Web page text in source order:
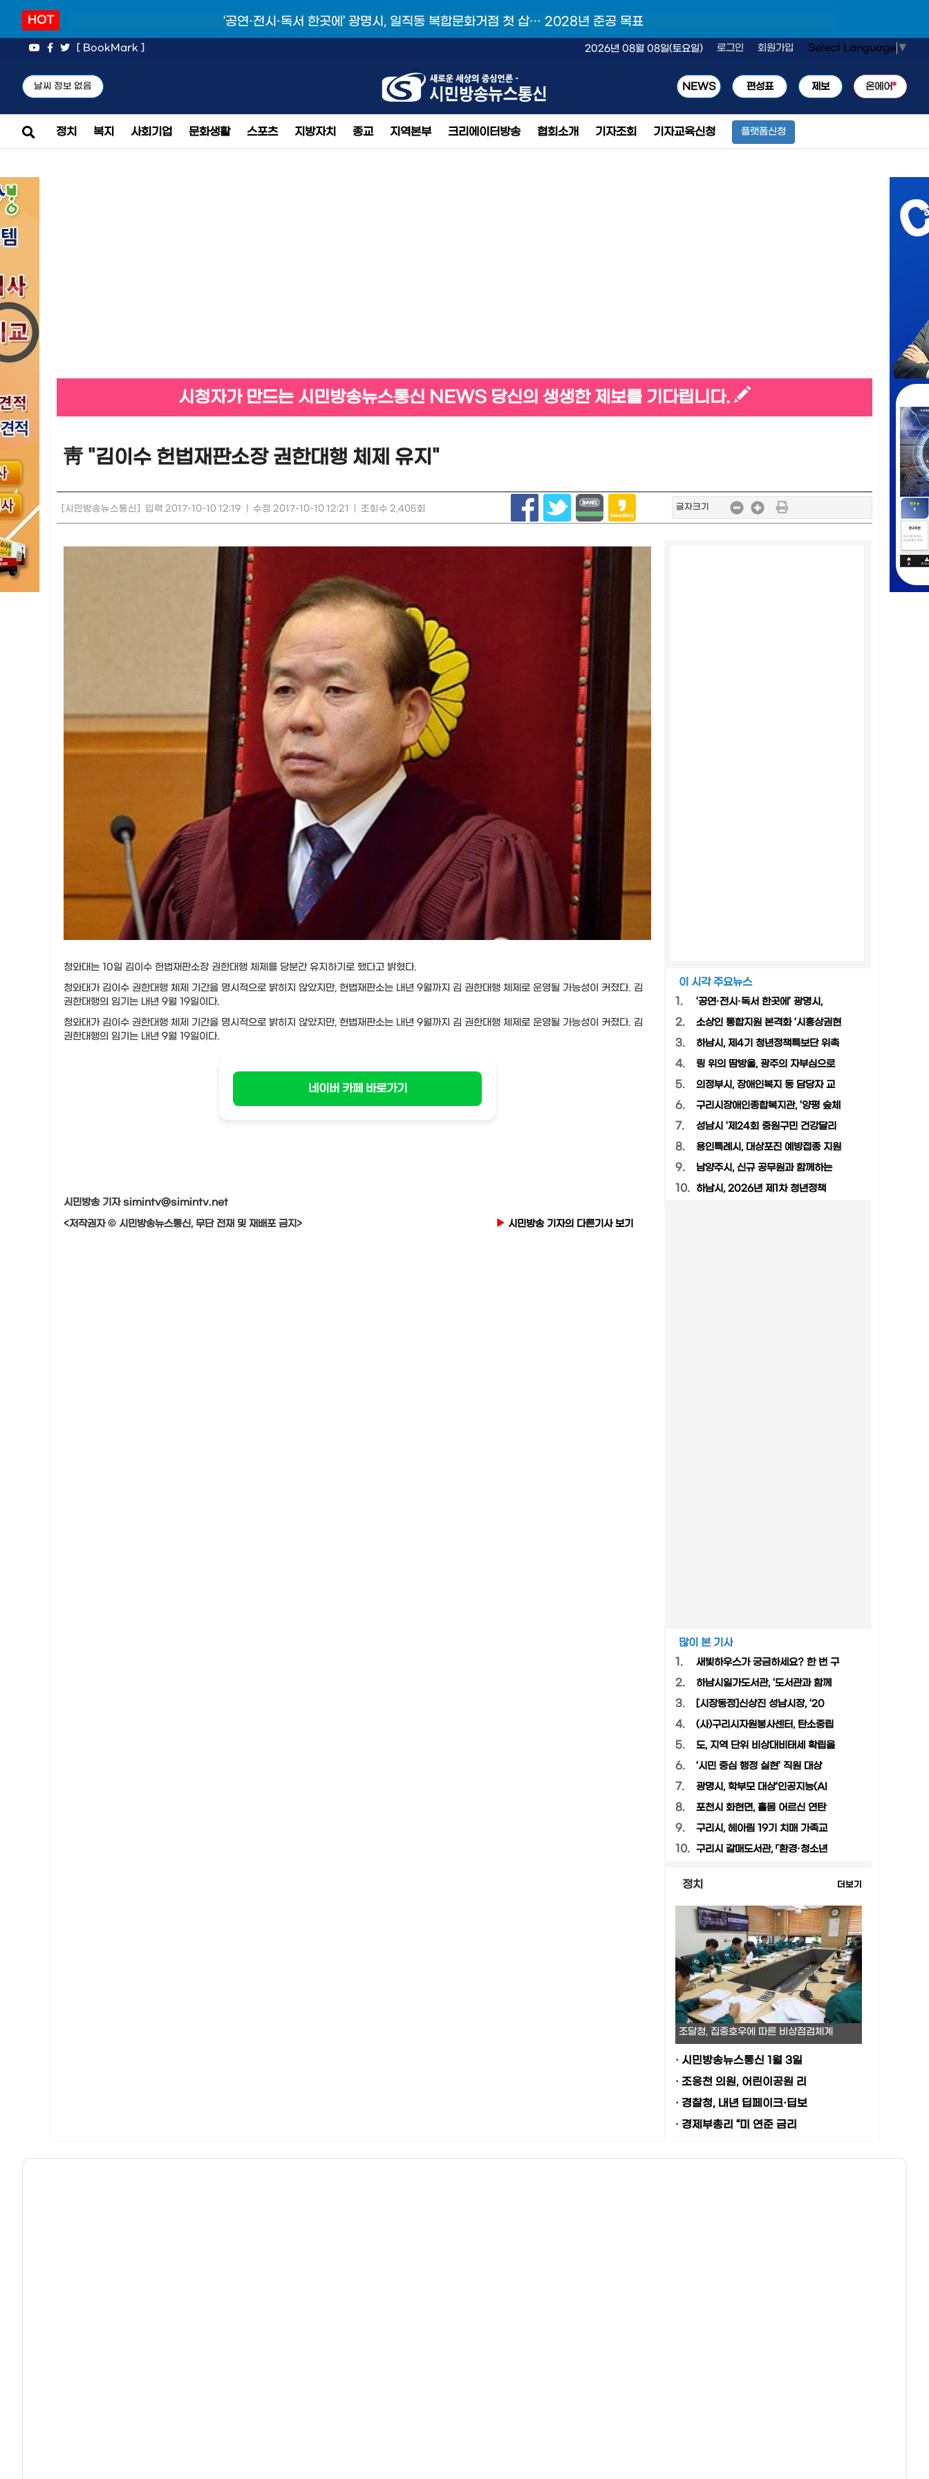
HOT ‘공연·전시·독서 한곳에’ 광명시, 일직동 복합문화거점 첫 삽… 2028년 준공 목표
[ BookMark ] 2026년 08월 08일(토요일) 로그인 회원가입 Select Language ▼
날씨 정보 없음 NEWS 편성표 제보 온에어
정치 복지 사회기업 문화생활 스포츠 지방자치 종교 지역본부 크리에이터방송 협회소개 기자조회 기자교육신청 플랫폼신청
시청자가 만드는 시민방송뉴스통신 NEWS 당신의 생생한 제보를 기다립니다.
靑 "김이수 헌법재판소장 권한대행 체제 유지"
[시민방송뉴스통신] 입력 2017-10-10 12:19 수정 2017-10-10 12:21 조회수 2,405회 글자크기
청와대는 10일 김이수 헌법재판소장 권한대행 체제를 당분간 유지하기로 했다고 밝혔다.
청와대가 김이수 권한대행 체제 기간을 명시적으로 밝히지 않았지만, 헌법재판소는 내년 9월까지 김 권한대행 체제로 운영될 가능성이 커졌다. 김
권한대행의 임기는 내년 9월 19일이다.
청와대가 김이수 권한대행 체제 기간을 명시적으로 밝히지 않았지만, 헌법재판소는 내년 9월까지 김 권한대행 체제로 운영될 가능성이 커졌다. 김
권한대행의 임기는 내년 9월 19일이다.​
네이버 카페 바로가기
시민방송 기자 simintv@simintv.net
<저작권자 © 시민방송뉴스통신, 무단 전재 및 재배포 금지>
시민방송 기자의 다른기사 보기
이 시각 주요뉴스
1.
‘공연·전시·독서 한곳에’ 광명시,
2. 소상인 통합지원 본격화 ‘시흥상권현
3. 하남시, 제4기 청년정책특보단 위촉
4. 링 위의 땀방울, 광주의 자부심으로
5. 의정부시, 장애인복지 동 담당자 교
6. 구리시장애인종합복지관, ‘양평 숲체
7. 성남시 ‘제24회 중원구민 건강달리
8. 용인특례시, 대상포진 예방접종 지원
9. 남양주시, 신규 공무원과 함께하는
10. 하남시, 2026년 제1차 청년정책
많이 본 기사
1.
새빛하우스가 궁금하세요? 한 번 구
2. 하남시일가도서관, ‘도서관과 함께
3. [시장동정]신상진 성남시장, ‘20
4. (사)구리시자원봉사센터, 탄소중립
5. 도, 지역 단위 비상대비태세 확립을
6. ‘시민 중심 행정 실현’ 직원 대상
7. 광명시, 학부모 대상‘인공지능(AI
8. 포천시 화현면, 홀몸 어르신 연탄
9. 구리시, 헤아림 19기 치매 가족교
10. 구리시 갈매도서관, 「환경·청소년
정치 더보기
조달청, 집중호우에 따른 비상점검체계
· 시민방송뉴스통신 1월 3일
· 조응천 의원, 어린이공원 리
· 경찰청, 내년 딥페이크·딥보
· 경제부총리 “미 연준 금리